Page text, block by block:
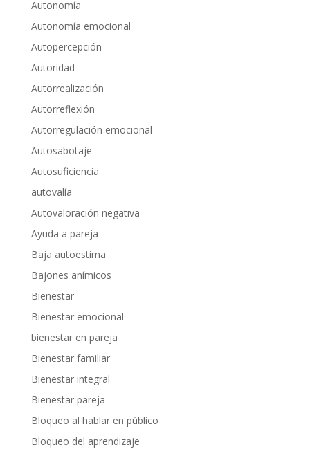
Autonomía
Autonomía emocional
Autopercepción
Autoridad
Autorrealización
Autorreflexión
Autorregulación emocional
Autosabotaje
Autosuficiencia
autovalía
Autovaloración negativa
Ayuda a pareja
Baja autoestima
Bajones anímicos
Bienestar
Bienestar emocional
bienestar en pareja
Bienestar familiar
Bienestar integral
Bienestar pareja
Bloqueo al hablar en público
Bloqueo del aprendizaje